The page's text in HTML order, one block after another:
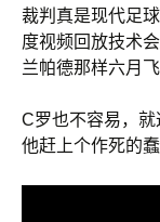
裁判真是现代足
度视频回放技术
兰帕德那样六月飞
C罗也不容易，
他赶上个作死的蠢